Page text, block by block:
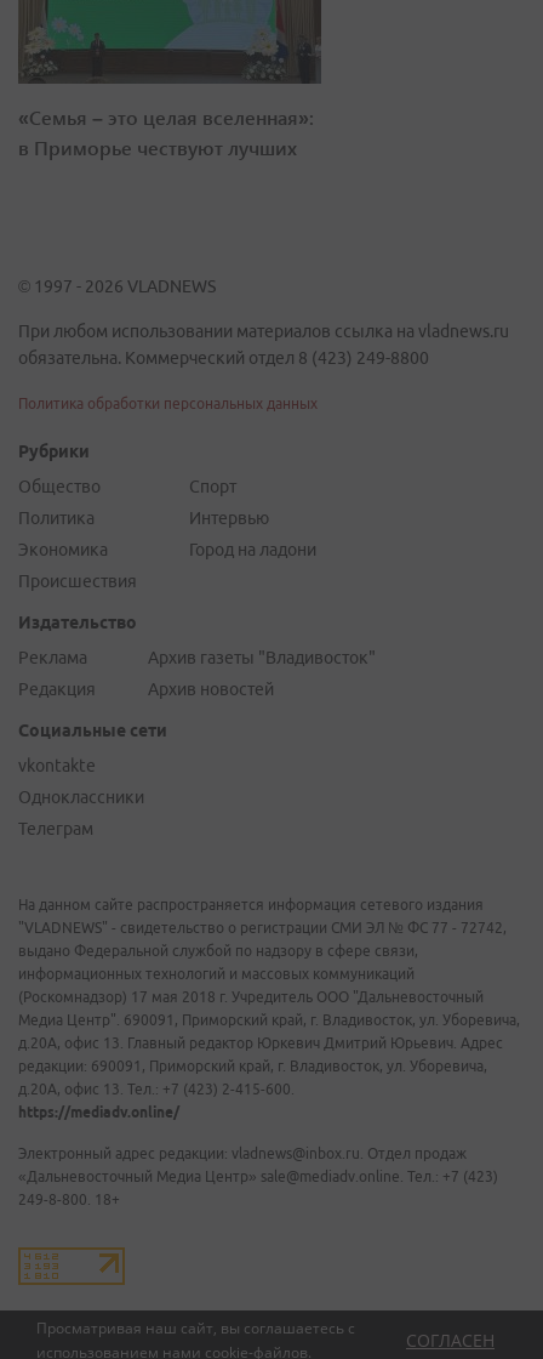
Просматривая наш сайт, вы соглашаетесь с
использованием нами cookie-файлов.
СОГЛАСЕН
«Семья – это целая вселенная»:
в Приморье чествуют лучших
© 1997 - 2026 VLADNEWS
При любом использовании материалов ссылка на vladnews.ru
обязательна. Коммерческий отдел 8 (423) 249-8800
Политика обработки персональных данных
Рубрики
Общество
Политика
Экономика
Происшествия
Спорт
Интервью
Город на ладони
Издательство
Реклама
Редакция
Архив газеты "Владивосток"
Архив новостей
Социальные сети
vkontakte
Одноклассники
Телеграм
На данном сайте распространяется информация сетевого издания
"VLADNEWS" - свидетельство о регистрации СМИ ЭЛ № ФС 77 - 72742,
выдано Федеральной службой по надзору в сфере связи,
информационных технологий и массовых коммуникаций
(Роскомнадзор) 17 мая 2018 г. Учредитель ООО "Дальневосточный
Медиа Центр". 690091, Приморский край, г. Владивосток, ул. Уборевича,
д.20А, офис 13. Главный редактор Юркевич Дмитрий Юрьевич. Адрес
редакции: 690091, Приморский край, г. Владивосток, ул. Уборевича,
д.20А, офис 13. Тел.: +7 (423) 2-415-600.
https://mediadv.online/
Электронный адрес редакции: vladnews@inbox.ru. Отдел продаж
«Дальневосточный Медиа Центр» sale@mediadv.online. Тел.: +7 (423)
249-8-800. 18+